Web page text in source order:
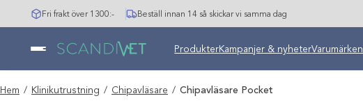
Hoppa
till
Fri frakt över 1300:- Beställ innan 14 så skickar vi samma dag
Undermeny stängd: Varumärken
ProdukterKampanjer & nyheterVarumärken
Hem / Klinikutrustning / Chipavläsare / Chipavläsare Pocket